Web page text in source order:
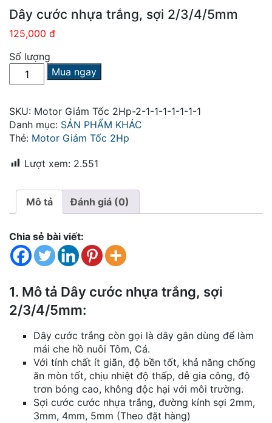
Dây cước nhựa trắng, sợi 2/3/4/5mm
125,000 đ
Số lượng
Dây
cước
trắng,
sợi
2/3/4/5mm
lượng
Mua ngay
SKU: Motor Giảm Tốc 2Hp-2-1-1-1-1-1-1-1
Danh mục: SẢN PHẨM KHÁC
Thẻ: Motor Giảm Tốc 2Hp
Lượt xem: 2.551
Mô tả Đánh giá (0)
Chia sẻ bài viết:
1. Mô tả Dây cước nhựa trắng, sợi
2/3/4/5mm:
Dây cước trắng còn gọi là dây gân dùng để làm
mái che hồ nuôi Tôm, Cá.
Với tính chất ít giãn, độ bền tốt, khả năng chống
ăn mòn tốt, chịu nhiệt độ thấp, dễ gia công, độ
trơn bóng cao, không độc hại với môi trường.
Sợi cước cước nhựa trắng, đường kính sợi 2mm,
3mm, 4mm, 5mm (Theo đặt hàng)